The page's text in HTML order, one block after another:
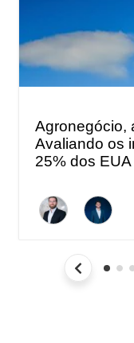
Agronegócio,
Avaliando os
25% dos EUA